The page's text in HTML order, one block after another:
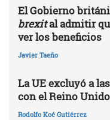
El Gobierno
brexital admitir
ver los beneficios
Javier Taeño
La UE excluyó a
con el Reino Unido
Rodolfo Koé Gutiérrez